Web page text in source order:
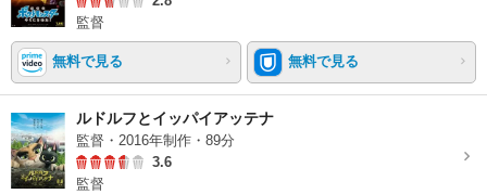
監督
無料で見る 無料で見る
ルドルフとイッパイアッテナ
監督・2016年制作・89分
3.6
監督